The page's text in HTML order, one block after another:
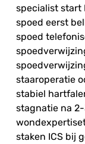
specialist start
spoed eerst
spoed
staaroperatie
stabiel
stagnatie na
staken ICS bij